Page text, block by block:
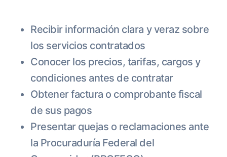
Recibir información clara y veraz sobre
los servicios contratados
Conocer los precios, tarifas, cargos y
condiciones antes de contratar
Obtener factura o comprobante fiscal
de sus pagos
Presentar quejas o reclamaciones ante
la Procuraduría Federal del